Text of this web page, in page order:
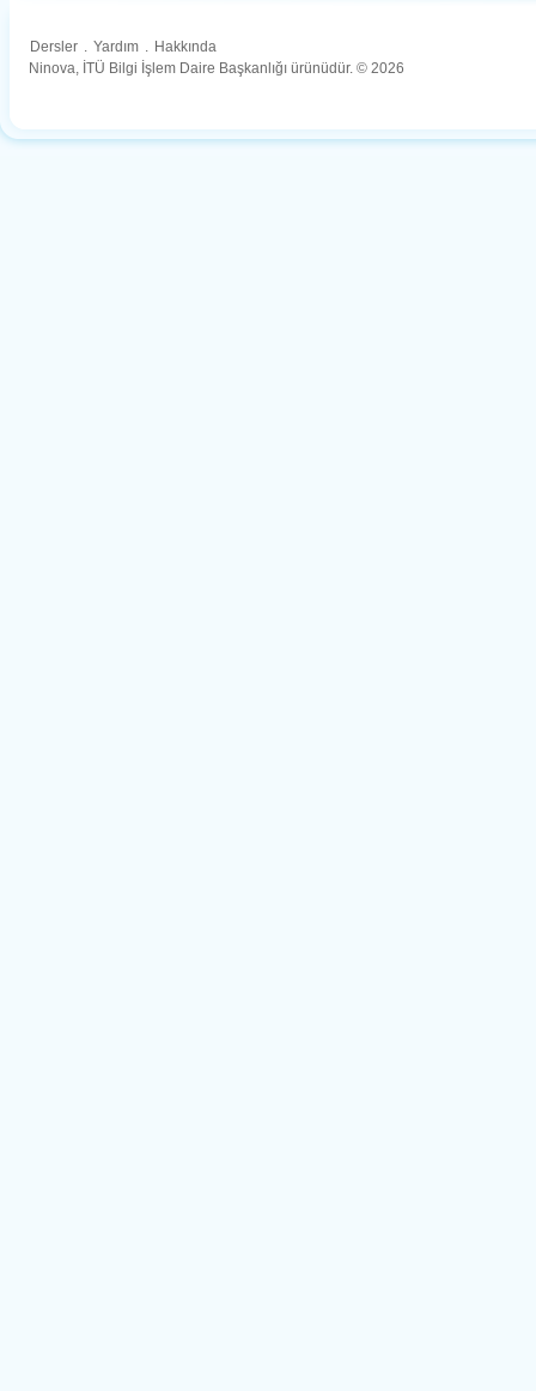
Dersler . Yardım . Hakkında
Ninova, İTÜ Bilgi İşlem Daire Başkanlığı ürünüdür. © 2026